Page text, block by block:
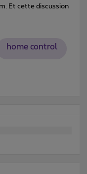
Et cette discussion
home control